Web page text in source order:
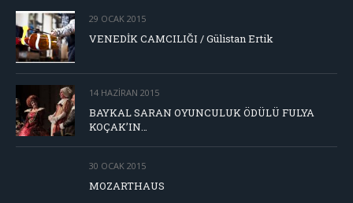
29 OCAK 2015
VENEDİK CAMCILIĞI / Gülistan Ertik
14 HAZIRAN 2015
BAYKAL SARAN OYUNCULUK ÖDÜLÜ FULYA
KOÇAK’IN…
30 OCAK 2015
MOZARTHAUS